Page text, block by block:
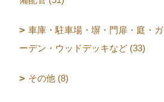
車庫・駐車場・塀・門扉・庭・ガ
ーデン・ウッドデッキなど (33)
その他 (8)